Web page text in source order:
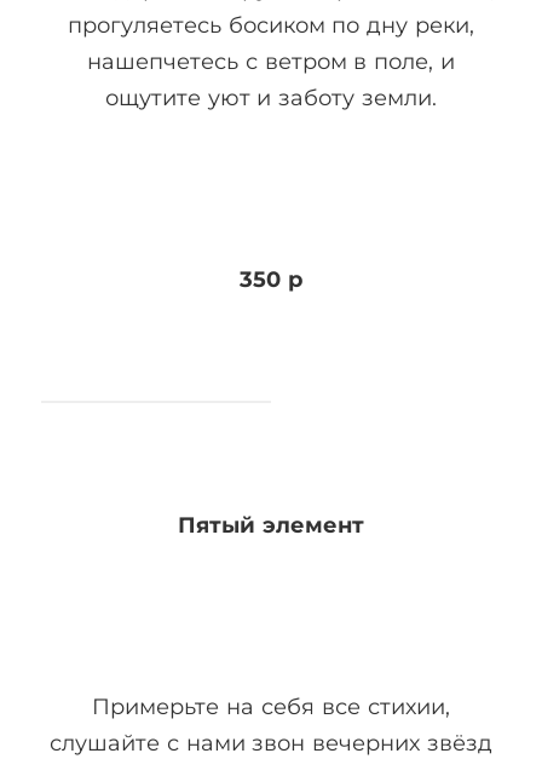
прогуляетесь босиком по дну реки,
нашепчетесь с ветром в поле, и
ощутите уют и заботу земли.
350 р
Пятый элемент
Примерьте на себя все стихии,
слушайте с нами звон вечерних звёзд